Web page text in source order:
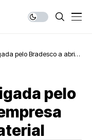
pelo Bradesco a abrir
pelo